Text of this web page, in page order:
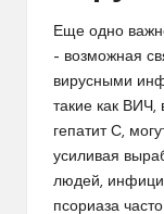
Еще одно
– возможная
вирусными
такие как
гепатит С,
усиливая
людей,
псориаза